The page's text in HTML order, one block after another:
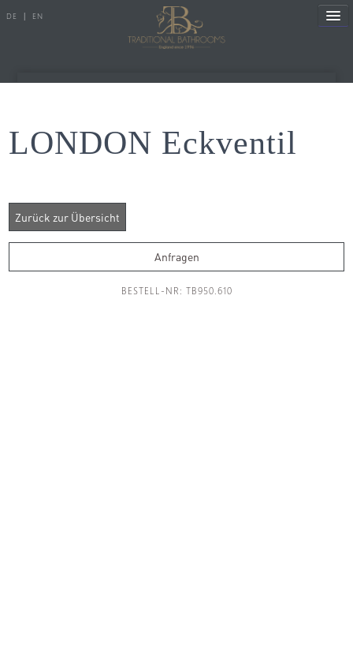
DE | EN
Badewannen
Armaturen
Duscharmaturen
LONDON Eckventil
Anfragen
BESTELL-NR: TB950.610